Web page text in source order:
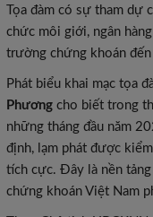
Tọa đàm có sự tham
chức môi giới, ngân
trường chứng khoán
Phát biểu khai mạc tọa
Phương cho biết trong
những tháng đầu năm
định, lạm phát được
tích cực. Đây là nền
chứng khoán Việt Nam